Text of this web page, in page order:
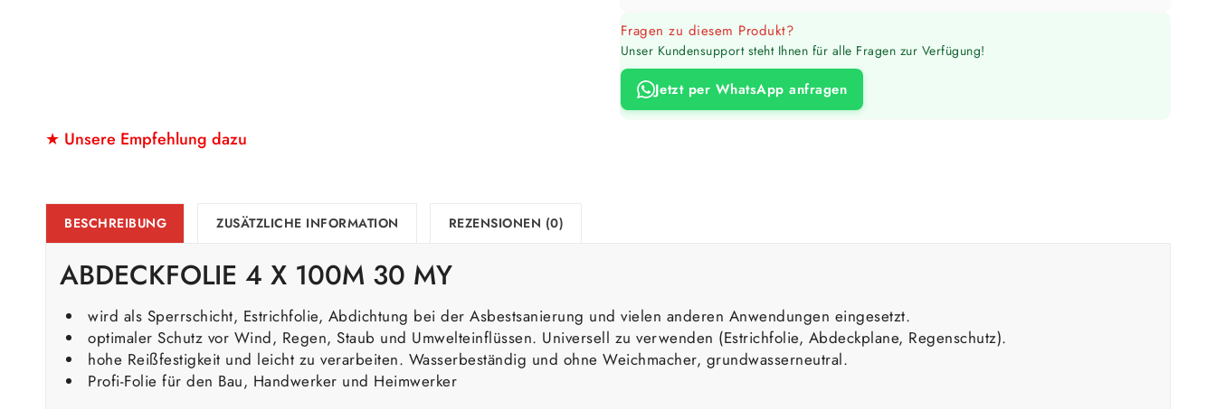
Fragen zu diesem Produkt?
Unser Kundensupport steht Ihnen für alle Fragen zur Verfügung!
Jetzt per WhatsApp anfragen
★ Unsere Empfehlung dazu
BESCHREIBUNG ZUSÄTZLICHE INFORMATION REZENSIONEN (0)
ABDECKFOLIE 4 X 100M 30 MY
wird als Sperrschicht, Estrichfolie, Abdichtung bei der Asbestsanierung und vielen anderen Anwendungen eingesetzt.
optimaler Schutz vor Wind, Regen, Staub und Umwelteinflüssen. Universell zu verwenden (Estrichfolie, Abdeckplane, Regenschutz).
hohe Reißfestigkeit und leicht zu verarbeiten. Wasserbeständig und ohne Weichmacher, grundwasserneutral.
Profi-Folie für den Bau, Handwerker und Heimwerker